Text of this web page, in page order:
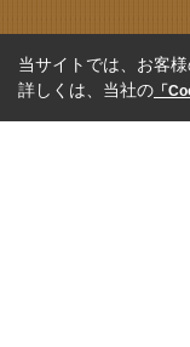
当サイトでは、お客
詳しくは、当社の 「